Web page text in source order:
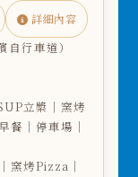
詳細內容
行車道）
立槳｜窯烤
餐｜停車場｜
窯烤Pizza｜